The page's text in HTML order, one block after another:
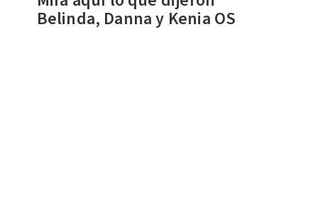
Belinda, Danna y Kenia OS